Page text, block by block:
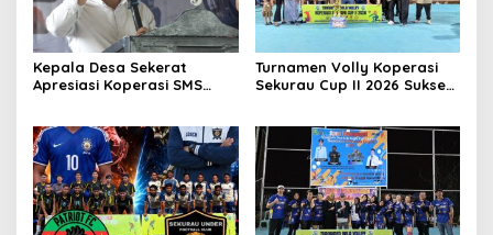
Kepala Desa Sekerat
Apresiasi Koperasi SMS
Dukung Sekurau Cup III
Lebih Meriah
Turnamen Volly Koperasi
Sekurau Cup II 2026 Sukses
UMKM